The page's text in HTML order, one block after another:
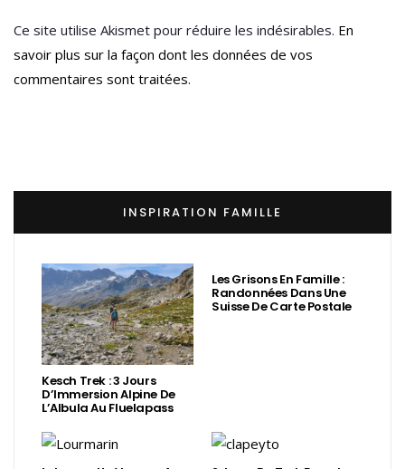
Ce site utilise Akismet pour réduire les indésirables. En
savoir plus sur la façon dont les données de vos
commentaires sont traitées.
INSPIRATION FAMILLE
Kesch Trek : 3 Jours
D’Immersion Alpine De
L’Albula Au Fluelapass
Les Grisons En Famille :
Randonnées Dans Une
Suisse De Carte Postale